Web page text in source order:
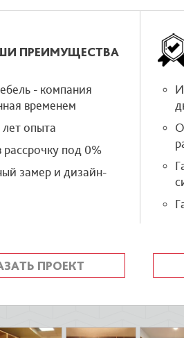
ПРЕИМУЩЕСТВА
- компания
временем
опыта
рассрочку под 0%
замер и дизайн-
ПРОЕКТ